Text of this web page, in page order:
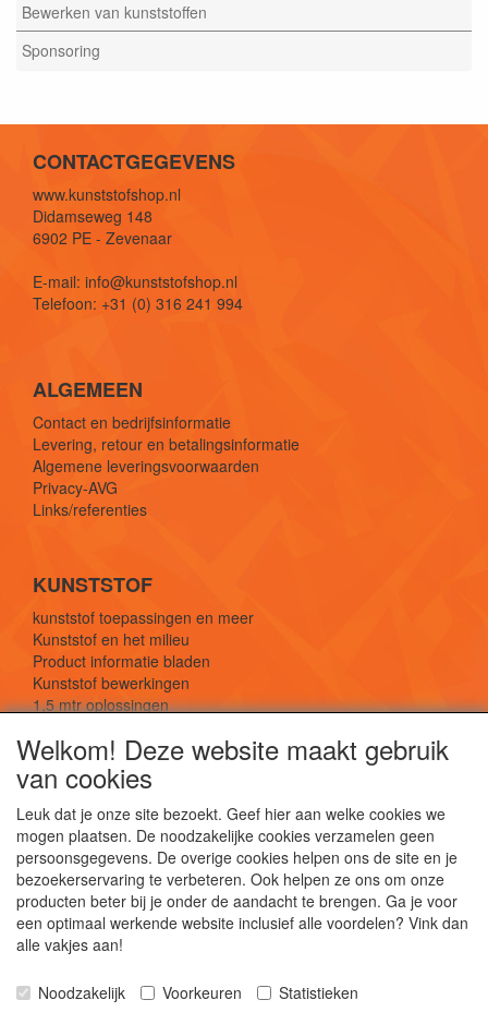
Bewerken van kunststoffen
Sponsoring
CONTACTGEGEVENS
www.kunststofshop.nl
Didamseweg 148
6902 PE - Zevenaar
E-mail: info@kunststofshop.nl
Telefoon: +31 (0) 316 241 994
ALGEMEEN
Contact en bedrijfsinformatie
Levering, retour en betalingsinformatie
Algemene leveringsvoorwaarden
Privacy-AVG
Links/referenties
KUNSTSTOF
kunststof toepassingen en meer
Kunststof en het milieu
Product informatie bladen
Kunststof bewerkingen
1,5 mtr oplossingen
SOCIALE MEDIA
De webshop voor kunststof platen, folies, buizen
Kunststof bewerkingen, productontwerp en
duurzame oplossingen.
Welkom! Deze website maakt gebruik
van cookies
Leuk dat je onze site bezoekt. Geef hier aan welke cookies we
mogen plaatsen. De noodzakelijke cookies verzamelen geen
persoonsgegevens. De overige cookies helpen ons de site en je
bezoekerservaring te verbeteren. Ook helpen ze ons om onze
producten beter bij je onder de aandacht te brengen. Ga je voor
een optimaal werkende website inclusief alle voordelen? Vink dan
alle vakjes aan!
Noodzakelijk Voorkeuren Statistieken